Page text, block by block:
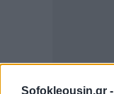
Sofokleousin.gr -